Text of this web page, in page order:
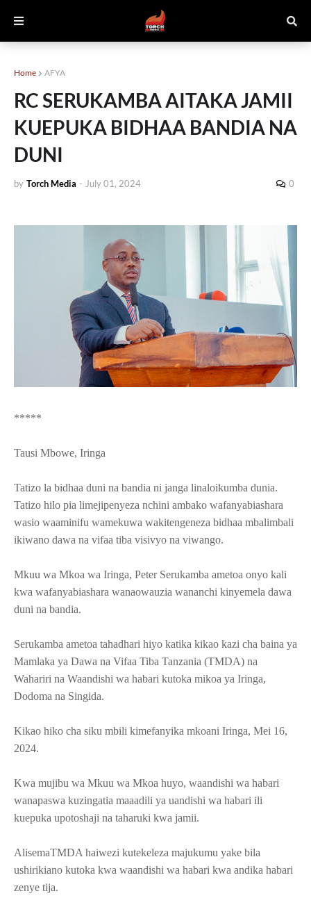
Home AFYA
RC SERUKAMBA AITAKA JAMII
KUEPUKA BIDHAA BANDIA NA
DUNI
by Torch Media - July 01, 2024 0
*****
Tausi Mbowe, Iringa
Tatizo la bidhaa duni na bandia ni janga linaloikumba dunia.
Tatizo hilo pia limejipenyeza nchini ambako wafanyabiashara
wasio waaminifu wamekuwa wakitengeneza bidhaa mbalimbali
ikiwano dawa na vifaa tiba visivyo na viwango.
Mkuu wa Mkoa wa Iringa, Peter Serukamba ametoa onyo kali
kwa wafanyabiashara wanaowauzia wananchi kinyemela dawa
duni na bandia.
Serukamba ametoa tahadhari hiyo katika kikao kazi cha baina ya
Mamlaka ya Dawa na Vifaa Tiba Tanzania (TMDA) na
Wahariri na Waandishi wa habari kutoka mikoa ya Iringa,
Dodoma na Singida.
Kikao hiko cha siku mbili kimefanyika mkoani Iringa, Mei 16,
2024.
Kwa mujibu wa Mkuu wa Mkoa huyo, waandishi wa habari
wanapaswa kuzingatia maaadili ya uandishi wa habari ili
kuepuka upotoshaji na taharuki kwa jamii.
AlisemaTMDA haiwezi kutekeleza majukumu yake bila
ushirikiano kutoka kwa waandishi wa habari kwa andika habari
zenye tija.